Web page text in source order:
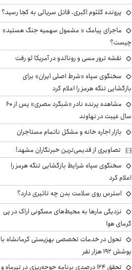
پرونده کلثوم اکبری، قاتل سریالی به کجا رسید؟
ماجرای پیامک « مشمول سهمیه جنگ هستید»
چیست؟
نقشه ترور مسی و رونالدو در آمریکا لو رفت
سخنگوی سپاه «شرط اصلی ایران» برای
بازگشایی تنگه هرمز را اعلام کرد
مشاهده پرنده نادر «شبگرد مصری» پس از ۶۰
سال غیبت در نهاوند
بازار اجاره خانه و مشکل ناتمام مستاجران
تصاویری از قدیمی‌ترین خبرنگاران مشهد!
سخنگوی سپاه شرایط بازگشایی تنگه هرمز را
اعلام کرد
استرس روی سلامت بدن چه تاثیری دارد؟
نزدیکی مارها به محیط‌های مسکونی اراک در پی
گرمای هوا
تحول در خدمات تخصصی بهزیستی کرمانشاه با
پوشش ۱۹۲ هزار نفر
تحقق ۱۲۴ درصدی برنامه جوجه‌ریزی در تیرماه و